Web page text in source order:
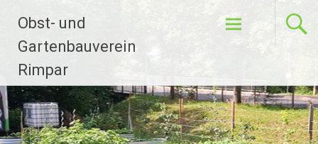
Inhalt
springen
Obst- und
Gartenbauverein
Rimpar